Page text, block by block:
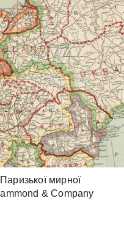
мирної
& Company